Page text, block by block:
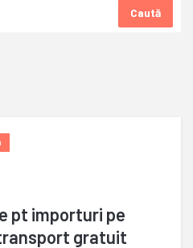
Caută
pt importuri pe
gratuit